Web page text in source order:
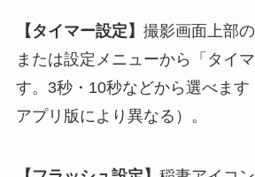
【タイマー設定】 撮影画面上部
または設定メニューから「タイ
す。3秒・10秒などから選べます
アプリ版により異なる）。